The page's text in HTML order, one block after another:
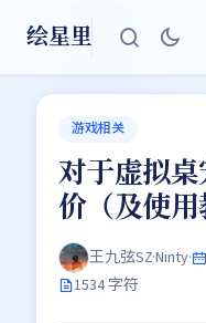
绘星里
游戏相关
对于虚拟
价（及使用
王九弦SZ·Ninty·
1534 字符